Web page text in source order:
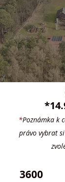
*
*Poznámka k
právo vybrat
3600